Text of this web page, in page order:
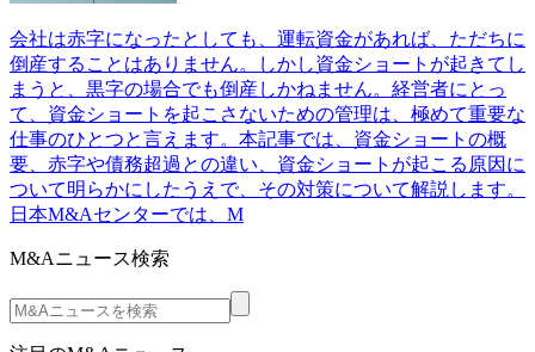
会社は赤字になったとしても、運転資金があれば、ただちに
倒産することはありません。しかし資金ショートが起きてし
まうと、黒字の場合でも倒産しかねません。経営者にとっ
て、資金ショートを起こさないための管理は、極めて重要な
仕事のひとつと言えます。本記事では、資金ショートの概
要、赤字や債務超過との違い、資金ショートが起こる原因に
ついて明らかにしたうえで、その対策について解説します。
日本M&Aセンターでは、M
M&Aニュース検索